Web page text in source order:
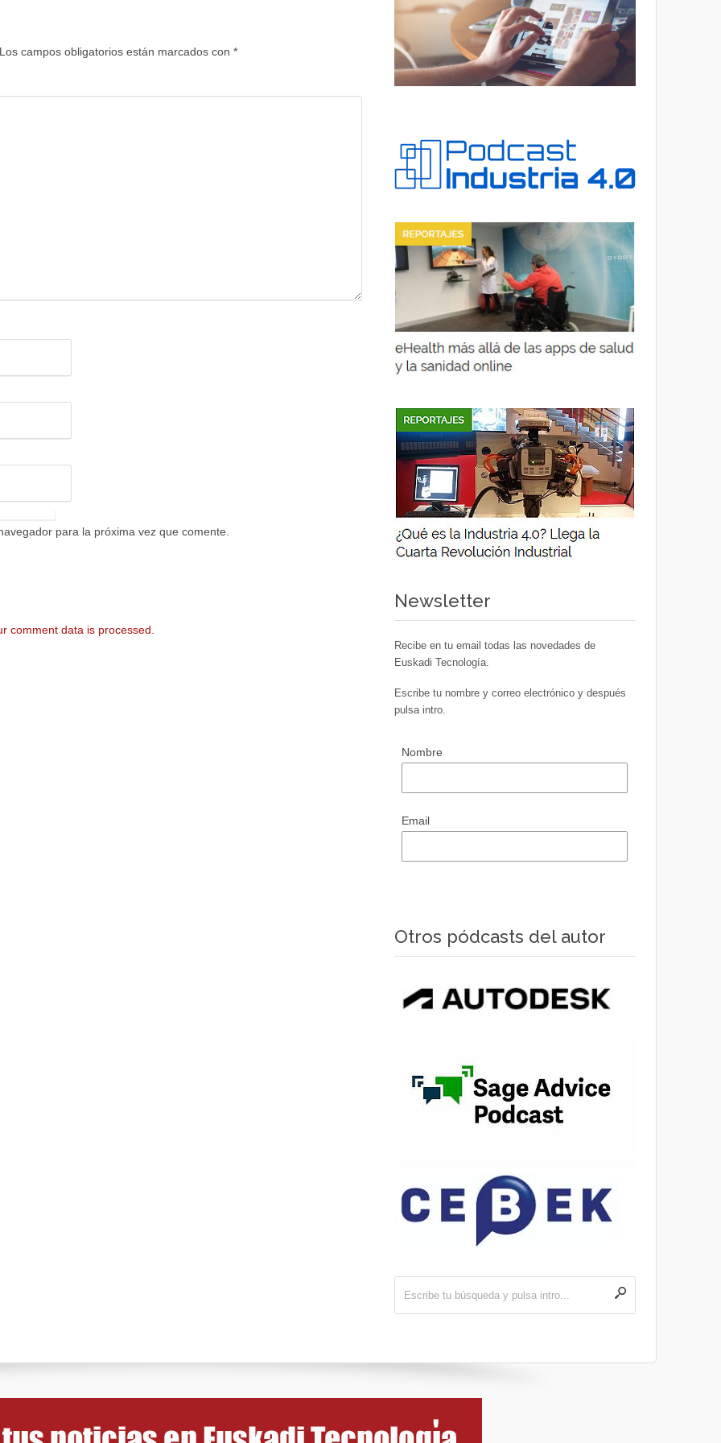
campos obligatorios están marcados con *
para la próxima vez que comente.
comment data is processed.
Newsletter
Recibe en tu email todas las novedades de
Euskadi Tecnología.
Escribe tu nombre y correo electrónico y después
pulsa intro.
Nombre
Email
Otros pódcasts del autor